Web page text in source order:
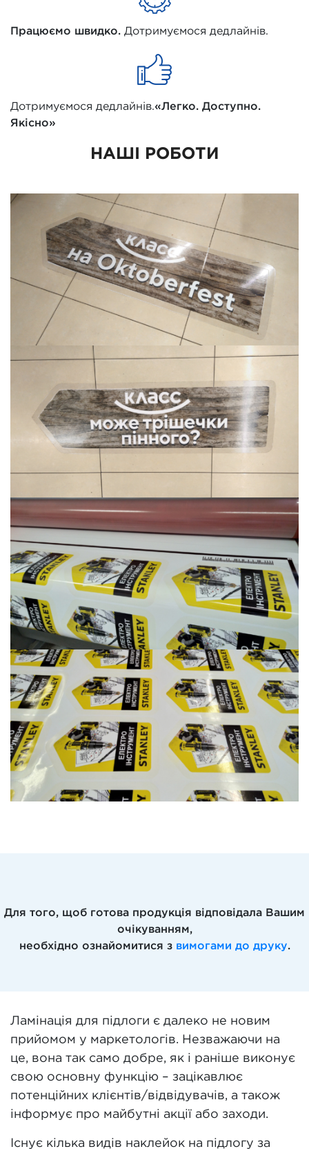
Працюємо швидко. Дотримуємося дедлайнів.
Дотримуємося дедлайнів.«Легко. Доступно.
Якісно»
НАШІ РОБОТИ
Для того, щоб готова продукція відповідала Вашим
очікуванням,
необхідно ознайомитися з вимогами до друку.
Ламінація для підлоги є далеко не новим
прийомом у маркетологів. Незважаючи на
це, вона так само добре, як і раніше виконує
свою основну функцію – зацікавлює
потенційних клієнтів/відвідувачів, а також
інформує про майбутні акції або заходи.
Існує кілька видів наклейок на підлогу за